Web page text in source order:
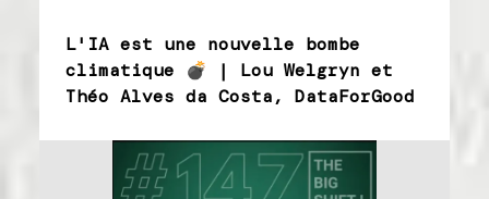
L'IA est une nouvelle bombe
climatique 💣 | Lou Welgryn et
Théo Alves da Costa, DataForGood